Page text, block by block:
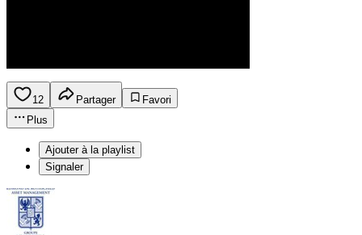
12 Partager
Favori
Plus
Ajouter à la playlist
Signaler